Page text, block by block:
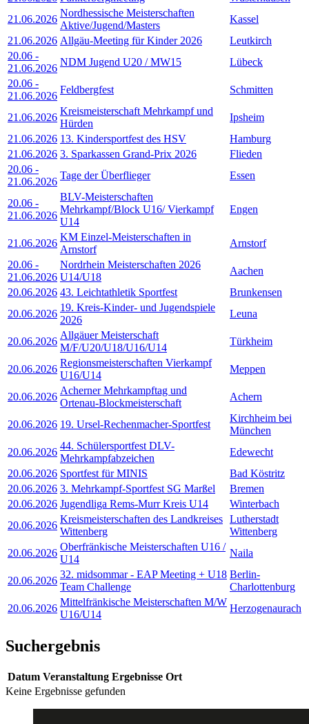
21.06.2026
Nordhessische Meisterschaften
Aktive/Jugend/Masters
Kassel
21.06.2026 Allgäu-Meeting für Kinder 2026
Leutkirch
20.06 -
21.06.2026
NDM Jugend U20 / MW15
Lübeck
20.06 -
21.06.2026
Feldbergfest Schmitten
21.06.2026
Kreismeisterschaft Mehrkampf und
Hürden
Ipsheim
21.06.2026 13. Kindersportfest des HSV
Hamburg
21.06.2026 3. Sparkassen Grand-Prix 2026
Flieden
20.06 -
21.06.2026
Tage der Überflieger Essen
20.06 -
21.06.2026
BLV-Meisterschaften
Mehrkampf/Block U16/ Vierkampf
U14
Engen
21.06.2026
KM Einzel-Meisterschaften in
Arnstorf
Arnstorf
20.06 -
21.06.2026
Nordrhein Meisterschaften 2026
U14/U18
Aachen
20.06.2026 43. Leichtathletik Sportfest
Brunkensen
20.06.2026
19. Kreis-Kinder- und Jugendspiele
2026
Leuna
20.06.2026
Allgäuer Meisterschaft
M/F/U20/U18/U16/U14
Türkheim
20.06.2026
Regionsmeisterschaften Vierkampf
U16/U14
Meppen
20.06.2026
Acherner Mehrkampftag und
Ortenau-Blockmeisterschaft
Achern
20.06.2026 19. Ursel-Rechenmacher-Sportfest
Kirchheim bei
München
20.06.2026
44. Schülersportfest DLV-
Mehrkampfabzeichen
Edewecht
20.06.2026 Sportfest für MINIS
Bad Köstritz
20.06.2026 3. Mehrkampf-Sportfest SG Marßel
Bremen
20.06.2026 Jugendliga Rems-Murr Kreis U14
Winterbach
20.06.2026
Kreismeisterschaften des Landkreises
Wittenberg
Lutherstadt
Wittenberg
20.06.2026
Oberfränkische Meisterschaften U16 /
U14
Naila
20.06.2026
32. midsommar - EAP Meeting + U18
Team Challenge
Berlin-
Charlottenburg
20.06.2026
Mittelfränkische Meisterschaften M/W
U16/U14
Herzogenaurach
Suchergebnis
Datum Veranstaltung Ergebnisse Ort
Keine Ergebnisse gefunden